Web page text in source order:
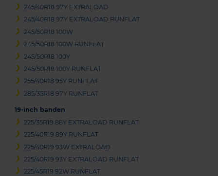
245/40R18 97Y EXTRALOAD
245/40R18 97Y EXTRALOAD RUNFLAT
245/50R18 100W
245/50R18 100W RUNFLAT
245/50R18 100Y
245/50R18 100Y RUNFLAT
255/40R18 95Y RUNFLAT
285/35R18 97Y RUNFLAT
19-inch banden
225/35R19 88Y EXTRALOAD RUNFLAT
225/40R19 89Y RUNFLAT
225/40R19 93W EXTRALOAD
225/40R19 93Y EXTRALOAD RUNFLAT
225/45R19 92W RUNFLAT